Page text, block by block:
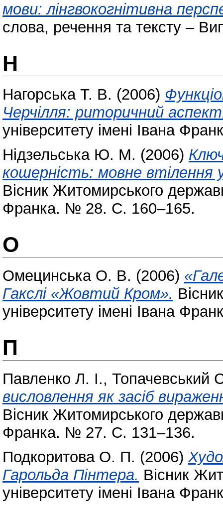
мови: лінгвокогнітивна
слова, речення та тексту –
Н
Нагорська Т. В. (2006)
Черчілля: риторичний
університету імені Івана
Нідзельська Ю. М. (2006)
кошерність: мовне втілення
Вісник Житомирського
Франка. № 28. С. 160–165.
О
Омецинська О. В. (2006)
Гакслі «Жовтий Кром».
університету імені Івана
П
Павленко Л. І., Топачевський
висловлення як засіб
Вісник Житомирського
Франка. № 27. С. 131–136.
Подкоритова О. П. (2006)
Гарольда Пінтера. Вісник
університету імені Івана